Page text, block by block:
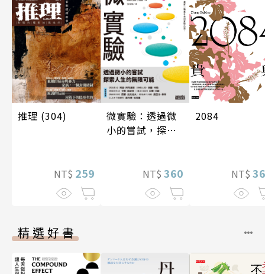
推理 (304)
NT$ 259
微實驗：透過微
小的嘗試，探索
NT$ 360
2084
NT$
精選好書